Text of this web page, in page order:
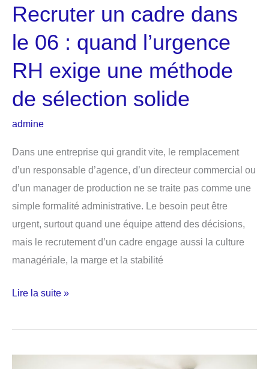
Recruter un cadre dans
le 06 : quand l’urgence
RH exige une méthode
de sélection solide
admine
Dans une entreprise qui grandit vite, le remplacement
d’un responsable d’agence, d’un directeur commercial ou
d’un manager de production ne se traite pas comme une
simple formalité administrative. Le besoin peut être
urgent, surtout quand une équipe attend des décisions,
mais le recrutement d’un cadre engage aussi la culture
managériale, la marge et la stabilité
Recruter
cadre
Lire la suite »